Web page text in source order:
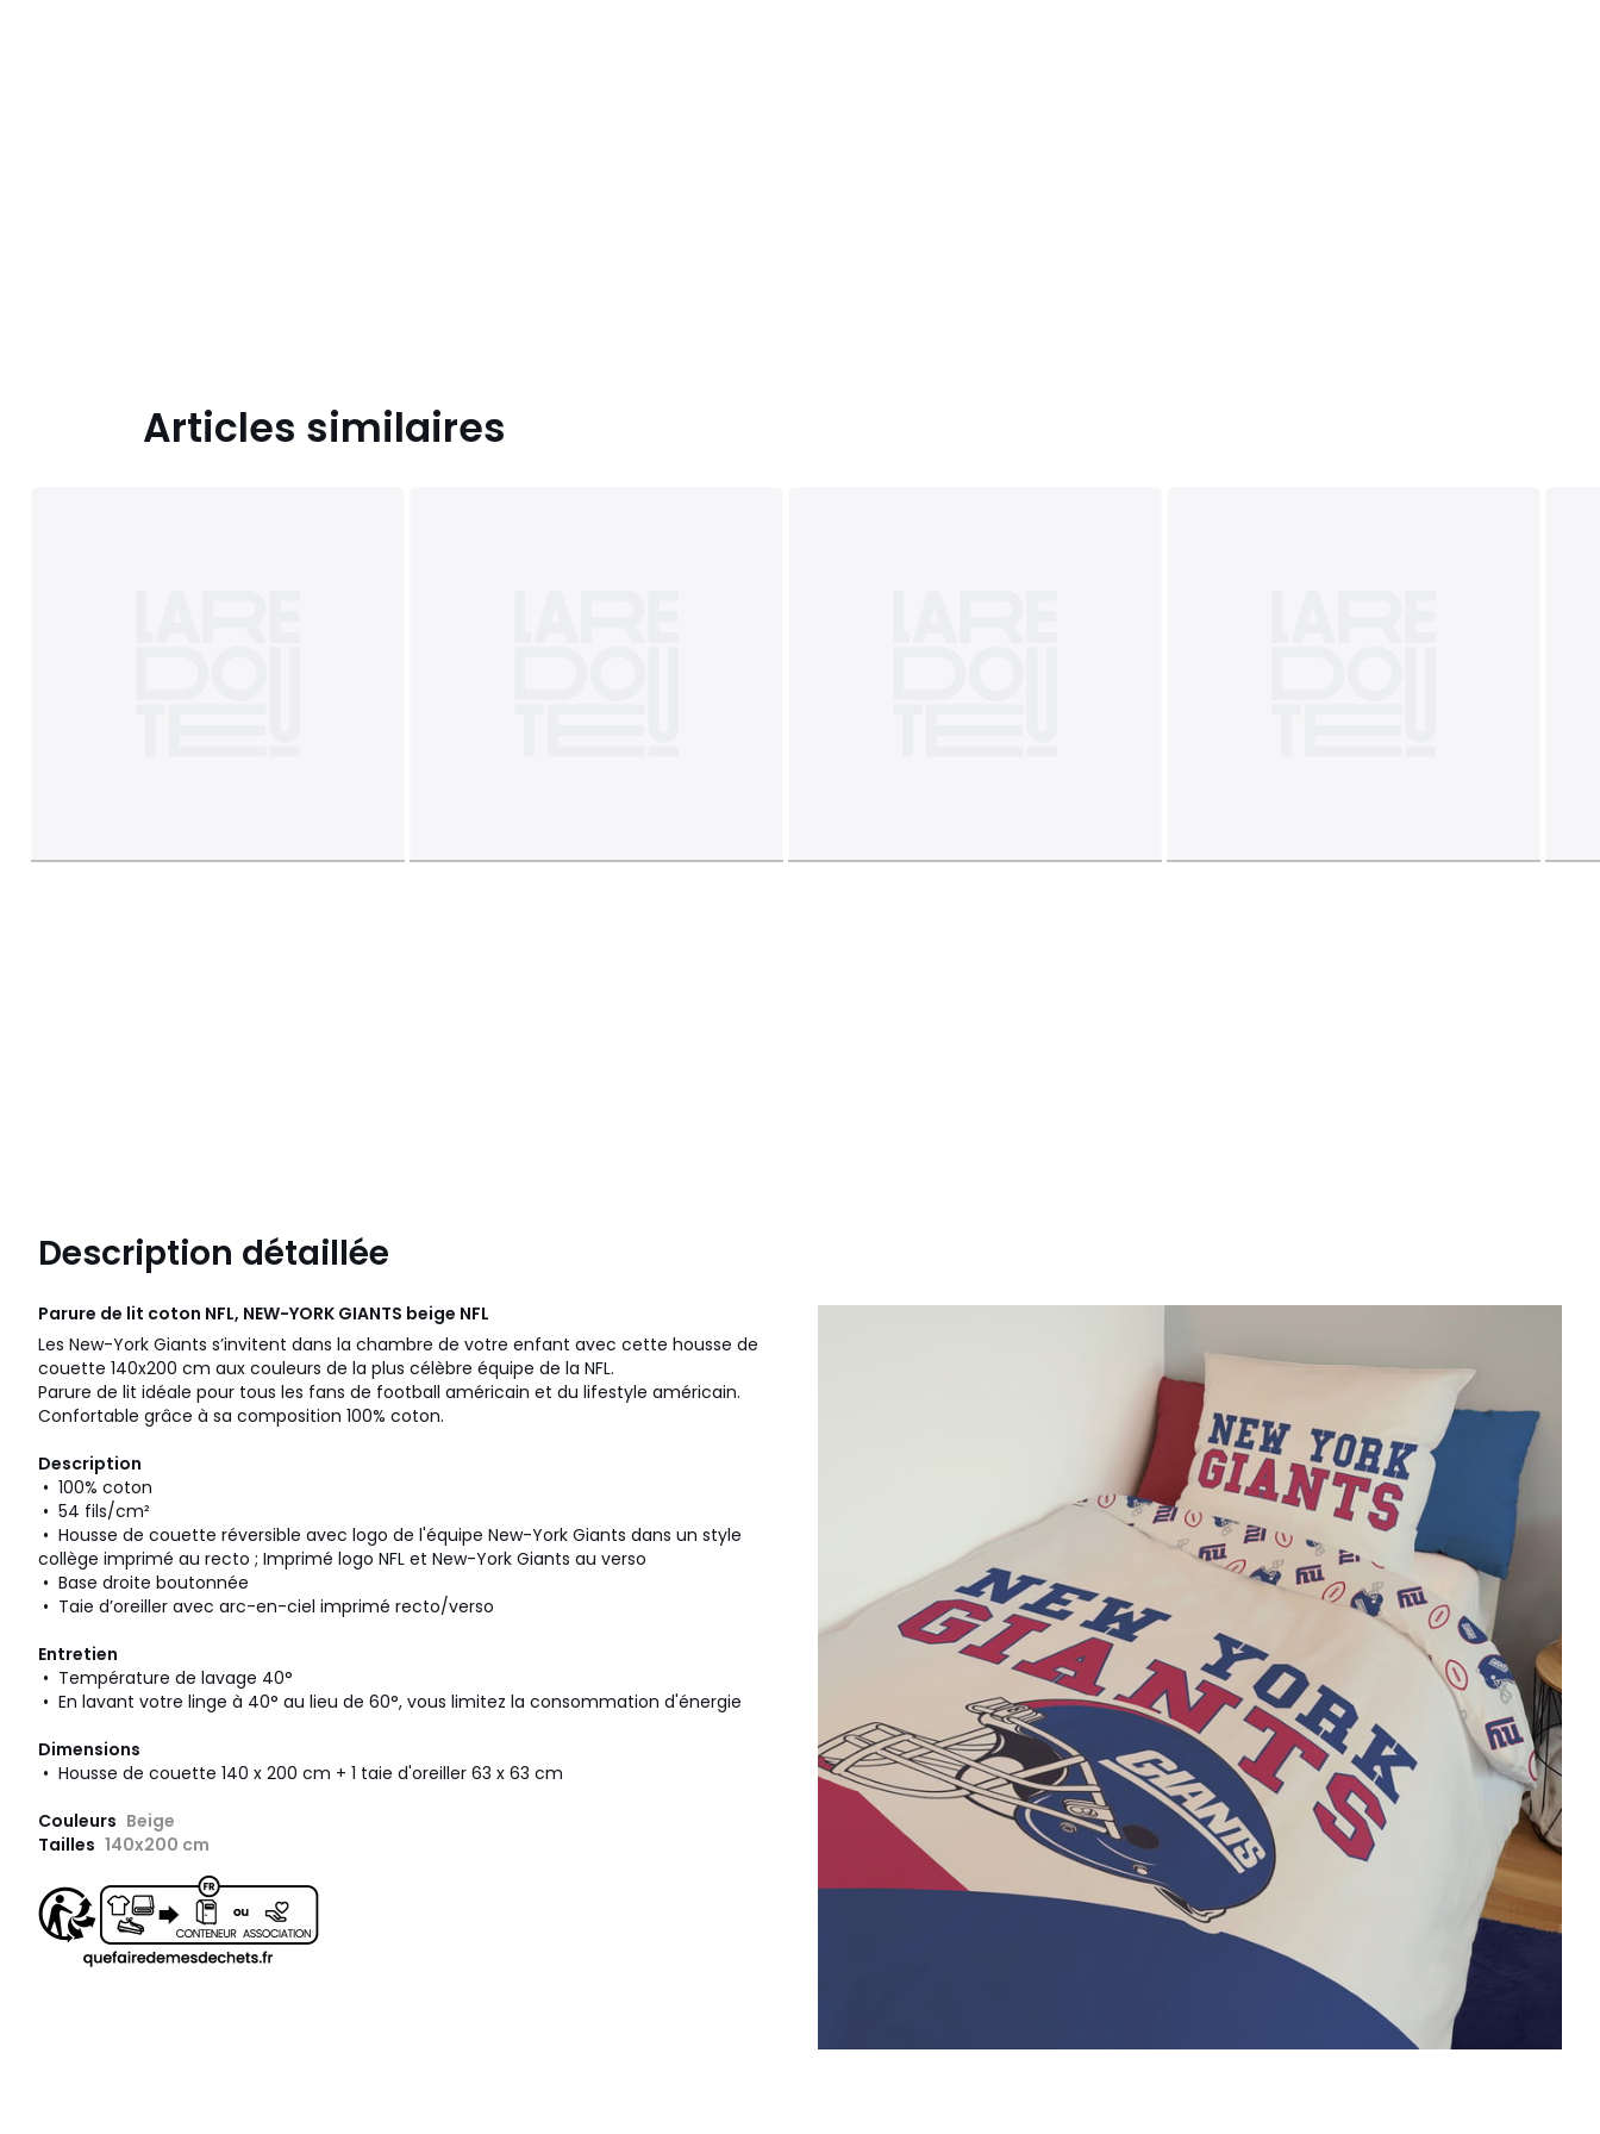
Articles similaires
Description détaillée
Parure de lit coton NFL, NEW-YORK GIANTS beige NFL
Les New-York Giants s’invitent dans la chambre de votre enfant avec cette housse de
couette 140x200 cm aux couleurs de la plus célèbre équipe de la NFL.
Parure de lit idéale pour tous les fans de football américain et du lifestyle américain.
Confortable grâce à sa composition 100% coton.
Description
• 100% coton
• 54 fils/cm²
• Housse de couette réversible avec logo de l'équipe New-York Giants dans un style
collège imprimé au recto ; Imprimé logo NFL et New-York Giants au verso
• Base droite boutonnée
• Taie d’oreiller avec arc-en-ciel imprimé recto/verso
Entretien
• Température de lavage 40°
• En lavant votre linge à 40° au lieu de 60°, vous limitez la consommation d'énergie
Dimensions
• Housse de couette 140 x 200 cm + 1 taie d'oreiller 63 x 63 cm
Couleurs Beige
Tailles 140x200 cm